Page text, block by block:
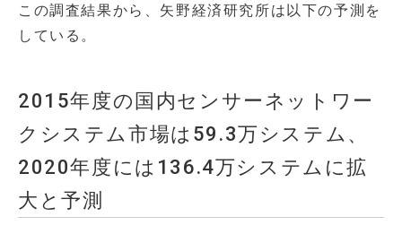
この調査結果から、矢野経済研究所は以下の予測を
している。
2015年度の国内センサーネットワー
クシステム市場は59.3万システム、
2020年度には136.4万システムに拡
大と予測